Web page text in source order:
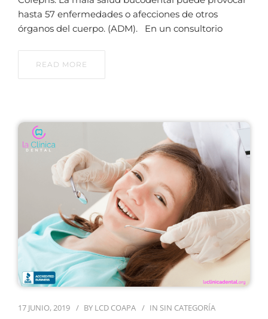
hasta 57 enfermedades o afecciones de otros
órganos del cuerpo. (ADM). En un consultorio
READ MORE
17 JUNIO, 2019 BY LCD COAPA IN SIN CATEGORÍA